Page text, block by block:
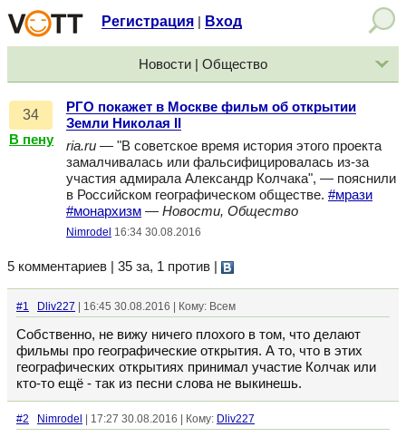
Регистрация Вход
Новости | Общество
34
В пену
РГО покажет в Москве фильм об открытии
Земли Николая II
ria.ru — "В советское время история этого проекта
замалчивалась или фальсифицировалась из-за
участия адмирала Александр Колчака", — пояснили
в Российском географическом обществе. #мрази
#монархизм — Новости, Общество
Nimrodel 16:34 30.08.2016
5 комментариев | 35 за, 1 против
#1 Dliv227 | 16:45 30.08.2016 | Кому: Всем
Собственно, не вижу ничего плохого в том, что делают
фильмы про географические открытия. А то, что в этих
географических открытиях принимал участие Колчак или
кто-то ещё - так из песни слова не выкинешь.
#2 Nimrodel | 17:27 30.08.2016 | Кому: Dliv227